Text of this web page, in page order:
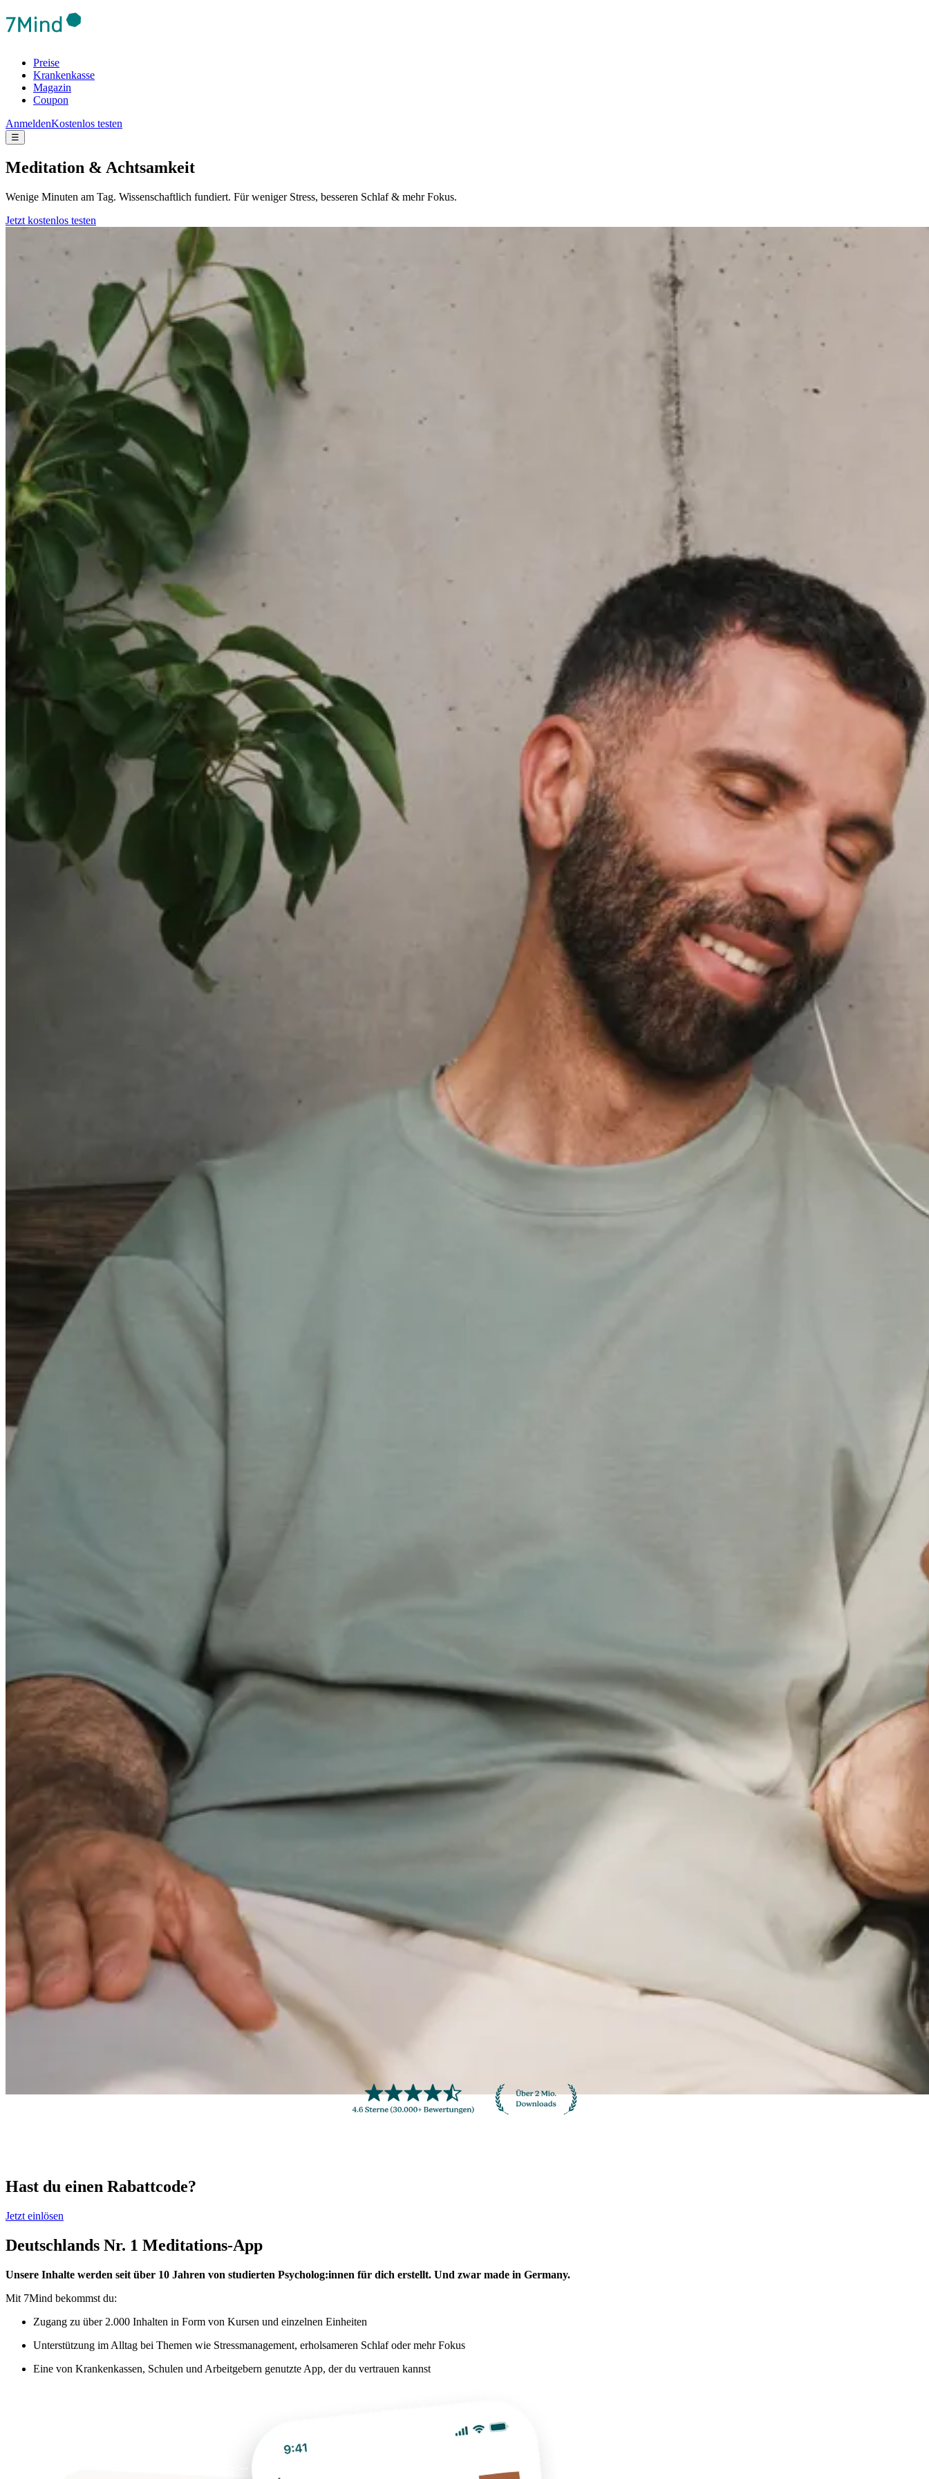
Preise
Krankenkasse
Magazin
Coupon
AnmeldenKostenlos testen
☰
Meditation & Achtsamkeit
Wenige Minuten am Tag. Wissenschaftlich fundiert. Für weniger Stress, besseren Schlaf & mehr Fokus.
Jetzt kostenlos testen
Hast du einen Rabattcode?
Jetzt einlösen
Deutschlands Nr. 1 Meditations-App
Unsere Inhalte werden seit über 10 Jahren von studierten Psycholog:innen für dich erstellt. Und zwar made in Germany.
Mit 7Mind bekommst du:
Zugang zu über 2.000 Inhalten in Form von Kursen und einzelnen Einheiten
Unterstützung im Alltag bei Themen wie Stressmanagement, erholsameren Schlaf oder mehr Fokus
Eine von Krankenkassen, Schulen und Arbeitgebern genutzte App, der du vertrauen kannst